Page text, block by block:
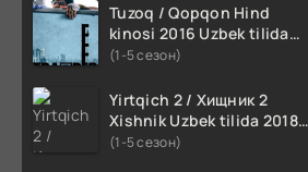
Tuzoq / Qopqon Hind
kinosi 2016 Uzbek tilida
tarjima film HD
(1-5 сезон)
Yirtqich 2 / Хищник 2
Xishnik Uzbek tilida 2018-
2024 O'zbekcha tarjima
(1-5 сезон)